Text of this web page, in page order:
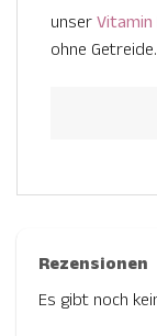
unserVitamin
ohne Getreide.
Rezensionen
Es gibt noch